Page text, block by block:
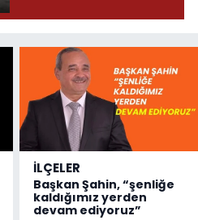
İLÇELER
Başkan Şahin, “şenliğe
kaldığımız yerden
devam ediyoruz”